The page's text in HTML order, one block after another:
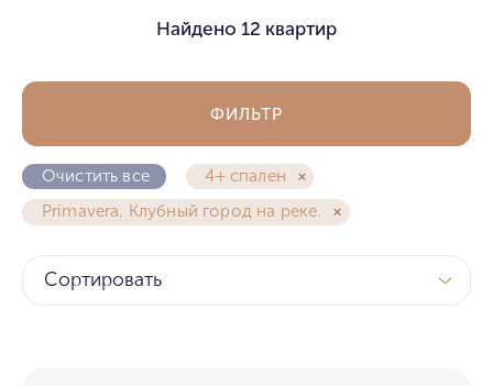
Найдено 12 квартир
Очистить все
4+ спален
Primavera. Клубный город на реке.
ФИЛЬТР
Сортировать